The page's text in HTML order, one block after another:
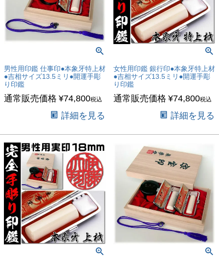
男性用印鑑 仕事印●本象牙特上材
●吉相サイズ13.5ミリ●開運手彫
り印鑑
通常販売価格 ¥74,800税込
詳細を見る
女性用印鑑 銀行印●本象牙特上材
●吉相サイズ13.5ミリ●開運手彫
り印鑑
通常販売価格 ¥74,800税込
詳細を見る